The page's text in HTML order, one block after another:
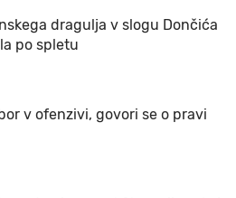
dragulja v slogu Dončića
po spletu
v ofenzivi, govori se o pravi